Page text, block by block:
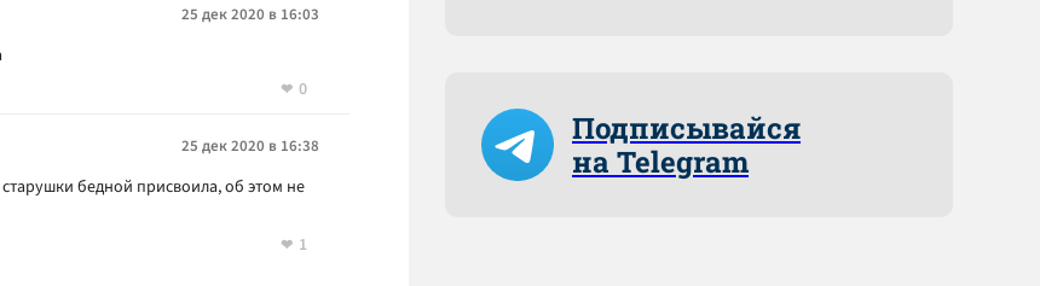
25 дек 2020 в 16:03
0
25 дек 2020 в 16:38
бедной присвоила, об этом не
1
Подписывайся
на Telegram